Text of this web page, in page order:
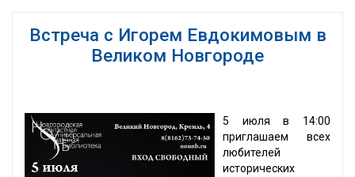
Встреча с Игорем Евдокимовым в
Великом Новгороде
5 июля в 14:00
приглашаем всех
любителей
исторических